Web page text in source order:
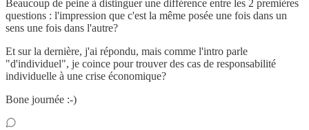
Beaucoup de peine à distinguer une différence entre les 2 premières
questions : l'impression que c'est la même posée une fois dans un
sens une fois dans l'autre?
Et sur la dernière, j'ai répondu, mais comme l'intro parle
"d'individuel", je coince pour trouver des cas de responsabilité
individuelle à une crise économique?
Bone journée :-)